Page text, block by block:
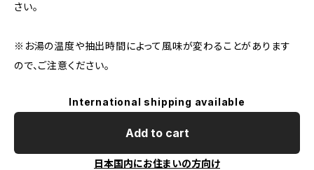
さい。
※お湯の温度や抽出時間によって風味が変わることがあります
ので、ご注意ください。
International shipping available
Add to cart
日本国内にお住まいの方向け